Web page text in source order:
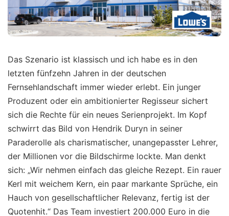
Das Szenario ist klassisch und ich habe es in den
letzten fünfzehn Jahren in der deutschen
Fernsehlandschaft immer wieder erlebt. Ein junger
Produzent oder ein ambitionierter Regisseur sichert
sich die Rechte für ein neues Serienprojekt. Im Kopf
schwirrt das Bild von Hendrik Duryn in seiner
Paraderolle als charismatischer, unangepasster Lehrer,
der Millionen vor die Bildschirme lockte. Man denkt
sich: „Wir nehmen einfach das gleiche Rezept. Ein rauer
Kerl mit weichem Kern, ein paar markante Sprüche, ein
Hauch von gesellschaftlicher Relevanz, fertig ist der
Quotenhit.“ Das Team investiert 200.000 Euro in die